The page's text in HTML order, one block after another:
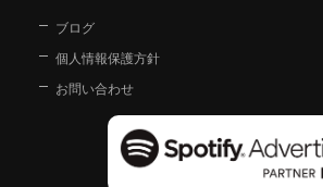
ブログ
個人情報保護方針
お問い合わせ